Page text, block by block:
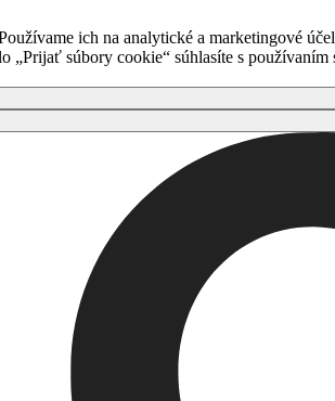
ich na analytické a marketingové
„Prijať súbory cookie“ súhlasíte s používaním